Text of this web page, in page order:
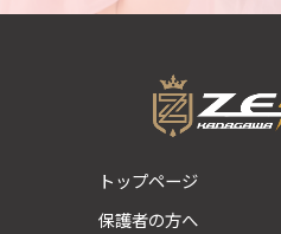
トップページ
保護者の方へ